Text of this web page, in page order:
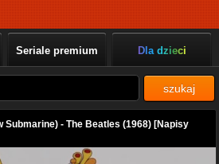
Seriale premium Dla dzieci
szukaj
Submarine) - The Beatles (1968) [Napisy